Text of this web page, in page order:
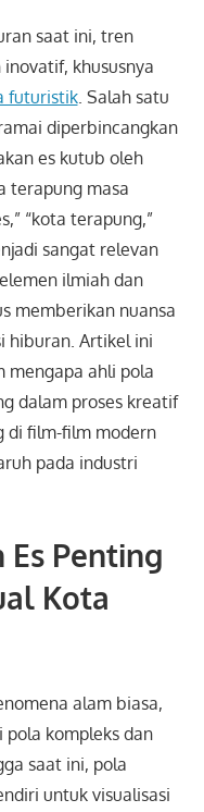
saat ini, tren
khususnya
futuristik. Salah satu
diperbincangkan
es kutub oleh
terapung masa
“kota terapung,”
sangat relevan
ilmiah dan
memberikan nuansa
hiburan. Artikel ini
mengapa ahli pola
dalam proses kreatif
di film-film modern
pada industri
Penting
Kota
alam biasa,
kompleks dan
saat ini, pola
untuk visualisasi